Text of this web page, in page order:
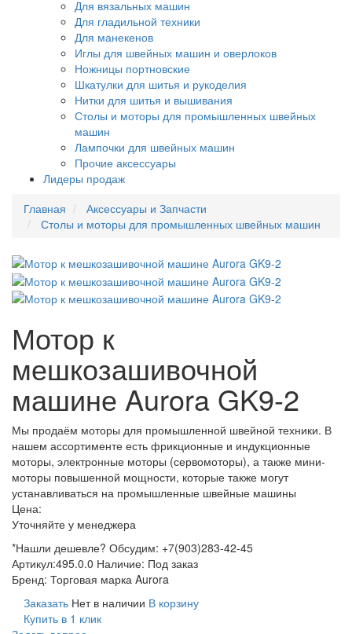
Для вязальных машин
Для гладильной техники
Для манекенов
Иглы для швейных машин и оверлоков
Ножницы портновские
Шкатулки для шитья и рукоделия
Нитки для шитья и вышивания
Столы и моторы для промышленных швейных
машин
Лампочки для швейных машин
Прочие аксессуары
Лидеры продаж
Главная
Аксессуары и Запчасти
Столы и моторы для промышленных швейных машин
Мотор к
мешкозашивочной
машине Aurora GK9-2
Мы продаём моторы для промышленной швейной техники. В
нашем ассортименте есть фрикционные и индукционные
моторы, электронные моторы (сервомоторы), а также мини-
моторы повышенной мощности, которые также могут
устанавливаться на промышленные швейные машины
Цена:
Уточняйте у менеджера
*Нашли дешевле? Обсудим: +7(903)283-42-45
Артикул:495.0.0 Наличие: Под заказ
Бренд: Торговая марка Aurora
Заказать Нет в наличии В корзину
Купить в 1 клик